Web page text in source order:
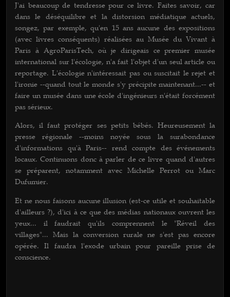
J'ai beaucoup de tendresse pour ce livre. Faites savoir, car
dans le déséquilibre et la distorsion médiatique actuels,
songez, par exemple, qu'en 15 ans aucune des expositions
(avec livres conséquents) réalisées au Musée du Vivant à
Paris à AgroParisTech, où je dirigeais ce premier musée
international sur l'écologie, n'a fait l'objet d'un seul article ou
reportage. L'écologie n'intéressait pas ou suscitait le rejet et
l'ironie --quand tout le monde s'y précipite maintenant...-- et
faire un musée dans une école d'ingénieurs n'était forcément
pas sérieux.
Alors, il faut protéger ses petits bébés. Heureusement la
presse régionale --moins noyée sous la surabondance
d'informations qu'à Paris-- rend compte des événements
locaux. Continuons donc à parler de ce livre quand d'autres
se préparent, notamment avec Michelle Perrot ou Marc
Dufumier.
Et ne nous faisons aucune illusion (est-ce utile et souhaitable
d'ailleurs ?), d'ici à ce que des médias nationaux ouvrent les
yeux... il faudrait qu'ils comprennent le "Réveil des
villages"... Mais la conversion rurale ne s'est pas encore
opérée. Il faudra l'exode urbain pour pareille prise de
conscience.